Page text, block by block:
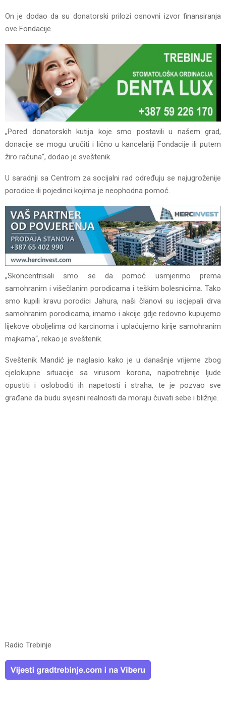
On je dodao da su donatorski prilozi osnovni izvor finansiranja
ove Fondacije.
„Pored donatorskih kutija koje smo postavili u našem grad,
donacije se mogu uručiti i lično u kancelariji Fondacije ili putem
žiro računa“, dodao je sveštenik.
U saradnji sa Centrom za socijalni rad određuju se najugroženije
porodice ili pojedinci kojima je neophodna pomoć.
„Skoncentrisali smo se da pomoć usmjerimo prema
samohranim i višečlanim porodicama i teškim bolesnicima. Tako
smo kupili kravu porodici Jahura, naši članovi su iscjepali drva
samohranim porodicama, imamo i akcije gdje redovno kupujemo
lijekove oboljelima od karcinoma i uplaćujemo kirije samohranim
majkama“, rekao je sveštenik.
Sveštenik Mandić je naglasio kako je u današnje vrijeme zbog
cjelokupne situacije sa virusom korona, najpotrebnije ljude
opustiti i osloboditi ih napetosti i straha, te je pozvao sve
građane da budu svjesni realnosti da moraju čuvati sebe i bližnje.
Radio Trebinje